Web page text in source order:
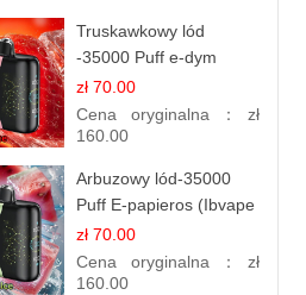
Truskawkowy lód
-35000 Puff e-dym
zł 70.00
Cena oryginalna： zł
160.00
Arbuzowy lód-35000
Puff E-papieros (Ibvape
Bar )
zł 70.00
Cena oryginalna： zł
160.00